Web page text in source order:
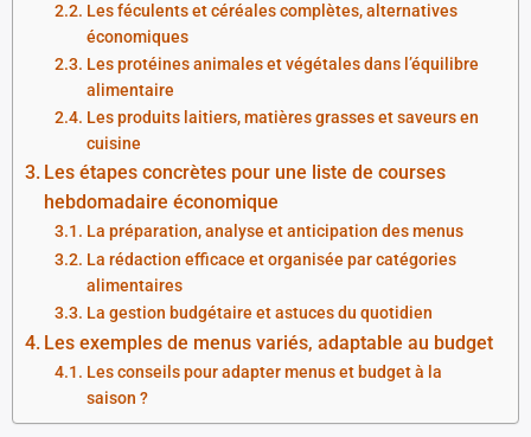
Les féculents et céréales complètes, alternatives
économiques
Les protéines animales et végétales dans l’équilibre
alimentaire
Les produits laitiers, matières grasses et saveurs en
cuisine
Les étapes concrètes pour une liste de courses
hebdomadaire économique
La préparation, analyse et anticipation des menus
La rédaction efficace et organisée par catégories
alimentaires
La gestion budgétaire et astuces du quotidien
Les exemples de menus variés, adaptable au budget
Les conseils pour adapter menus et budget à la
saison ?